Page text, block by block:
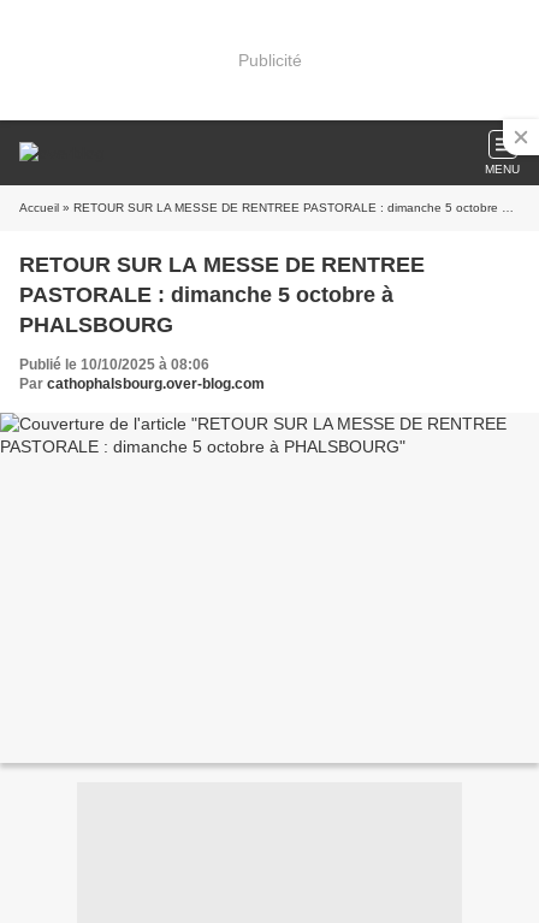
Publicité
MENU
Accueil » RETOUR SUR LA MESSE DE RENTREE PASTORALE : dimanche 5 octobre à PHALSBOURG
RETOUR SUR LA MESSE DE RENTREE
PASTORALE : dimanche 5 octobre à
PHALSBOURG
Publié le 10/10/2025 à 08:06
Par cathophalsbourg.over-blog.com